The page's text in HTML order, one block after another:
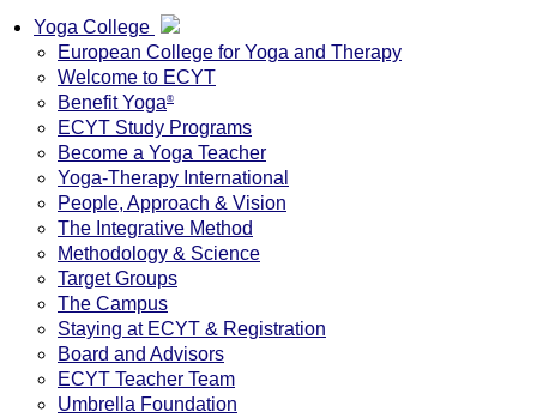
Yoga College
European College for Yoga and Therapy
Welcome to ECYT
Benefit Yoga®
ECYT Study Programs
Become a Yoga Teacher
Yoga-Therapy International
People, Approach & Vision
The Integrative Method
Methodology & Science
Target Groups
The Campus
Staying at ECYT & Registration
Board and Advisors
ECYT Teacher Team
Umbrella Foundation